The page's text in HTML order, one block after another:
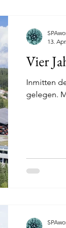
Vier
Inmitten
gelegen.
13. Apr.